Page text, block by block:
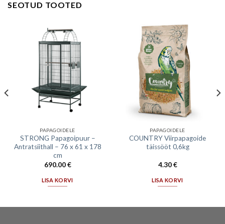
SEOTUD TOOTED
PAPAGOIDELE
STRONG Papagoipuur –
Antratsiithall – 76 x 61 x 178
cm
690.00€
LISA KORVI
PAPAGOIDELE
COUNTRY Viirpapagoide
täissööt 0,6kg
4.30€
LISA KORVI